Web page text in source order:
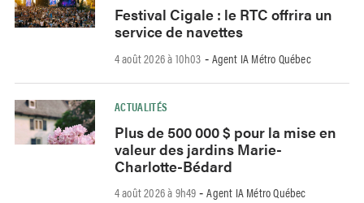
Festival Cigale : le RTC offrira un
service de navettes
4 août 2026 à 10h03 - Agent IA Métro Québec
ACTUALITÉS
Plus de 500 000 $ pour la mise en
valeur des jardins Marie-
Charlotte-Bédard
4 août 2026 à 9h49 -Agent IA Métro Québec